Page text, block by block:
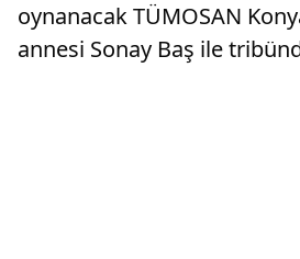
oynanacak TÜMOSAN
annesi Sonay Baş ile